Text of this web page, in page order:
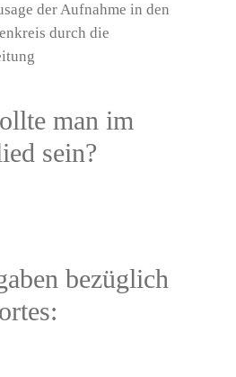
der Aufnahme in den
durch die
man im
sein?
bezüglich